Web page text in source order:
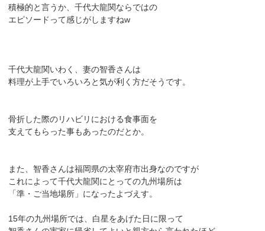
積極的と言うか、千代大龍関ならではの
エピソードって感じがしますねw
千代大龍関いわく、妻の智香さんは
料理が上手でいろいろと気が利く方だそうです。
骨折した際のリハビリにおける食事面を
支えてもらった事もあったのだとか。
また、智香さんは福岡県の太宰府市出身なのですが
これによって千代大龍関にとっての九州場所は
「準・ご当地場所」になったよづえす。
15年の九州場所では、白星をあげた日に限って